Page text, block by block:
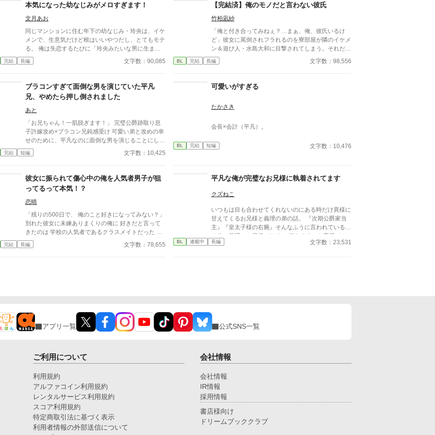
本気になった幼なじみがメロすぎます！
文月あお
同じマンションに住む年下の幼なじみ・玲央は、イケ
メンで、生意気だけど根はいいやつだし、とてもモテ
る。 俺は失恋するたびに「玲央みたいな男に生まれ
たかったなぁ」なんて思う。 いいなぁ玲央は。きっ
と俺より経験豊富なんだろうな――と、つい出来心で
ーの？」 その軽率な質問が、俺と玲央の幼なじみラ
イフを、まるっと変えてしまった。 「忘れないで
よ、今日のこと」 「唯くんは俺の隣しかだめだか
ら」 「なんで邪魔してたか、わかんねーの？」 俺と
玲央は幼なじみで。男同士で。生まれたときからずっ
と一緒で。 俺の恋の相手は女の子のはずだし、玲央
の恋の相手は、もっと素敵な人であるはずなのに。
「素数でも数えてなきゃ、俺はふつーにこうなんだ
よ、唯くんといたら」 そんな必死な顔で迫ってくん
完結 長編 文字数：90,085
【完結済】俺のモノだと言わない彼氏
竹柏凪紗
「俺と付き合ってみねぇ？…まぁ、俺、彼氏いるけ
ど」彼女に罵倒されフラれるのを寮部屋が隣のイケメ
ン＆遊び人・水島大和に目撃されてしまう。それだけ
でもショックなのに壁ドン状態で付き合ってみないか
と迫られてしまった東山和馬。「ははは。いいねぇ。
軽く受け流した。…つもりだったのに、翌日からグイ
グイと迫られるうえ束縛まではじまってしまい─
プ」最終21位まで残ることができ感謝しかありませ
いました。
BL 完結 長編 文字数：98,556
ブラコンすぎて面倒な男を演じていた平凡
兄、やめたら押し倒されました
あと
「お兄ちゃん！一肌脱ぎます！」 完璧公爵跡取り息
子許嫁攻め×ブラコン兄鈍感受け 可愛い弟と攻めの幸
せのために、平凡なのに面倒な男を演じることにした
受け。毎日の告白、束縛発言などを繰り広げ、上手く
いきそうになったため、やめたら、なんと…？ 攻め:
リチャード・グレイソン pixivにも投稿していま
す。 ひよったら消します。 誤字脱字はサイレント修
正します。 また、内容もサイレント修正する時もあ
ります。 定期的にタグも整理します。 批判・中傷
コメントはお控えください。 見つけ次第削除いたし
ます。
完結 短編 文字数：10,425
可愛いがすぎる
たかさき
会長×会計（平凡）。
BL 完結 短編 文字数：10,476
彼女に振られて傷心中の俺を人気者男子が狙
ってるって本気！？
恋晴
「残りの500日で、 俺のこと好きになってみない？」
別れた彼女に未練ありまくりの俺に 好きだと言って
きたのは 学校の人気者であるクラスメイトだった こ
んなに真っ直ぐ想ってくれてんのに、 何で俺… お前
のこと早く好きになれないんだろう… 女々しい未練
完結 長編 文字数：78,655
平凡な俺が完璧なお兄様に執着されてます
クズねこ
いつもは目も合わせてくれないのにある時だけ異様に
甘えてくるお兄様と義理の弟の話。 『次期公爵家当
主』『皇太子様の右腕』そんなふうに言われているの
は俺の義理のお兄様である。 何をするにも完璧で、
なんでも片手間にやってしまうそんなお兄様に執着さ
BL 連載中 長編 文字数：23,531
アプリ一覧 公式SNS一覧
ご利用について
利用規約
アルファコイン利用規約
レンタルサービス利用規約
スコア利用規約
特定商取引法に基づく表示
利用者情報の外部送信について
会社情報
会社情報
IR情報
採用情報
書店様向け
ドリームブッククラブ